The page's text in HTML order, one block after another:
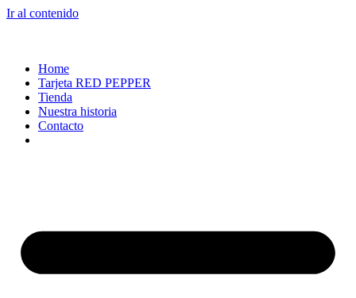
Ir al contenido
Home
Tarjeta RED PEPPER
Tienda
Nuestra historia
Contacto